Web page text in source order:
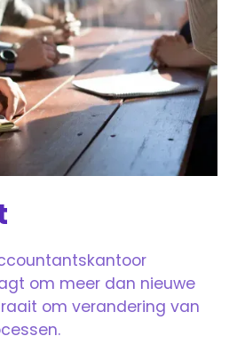
om meer dan nieuwe
om verandering van